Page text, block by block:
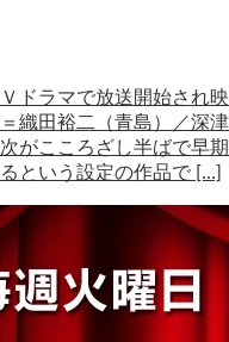
ドラマで放送開始され映
織田裕二（青島）／深津
がこころざし半ばで早期
という設定の作品で […]